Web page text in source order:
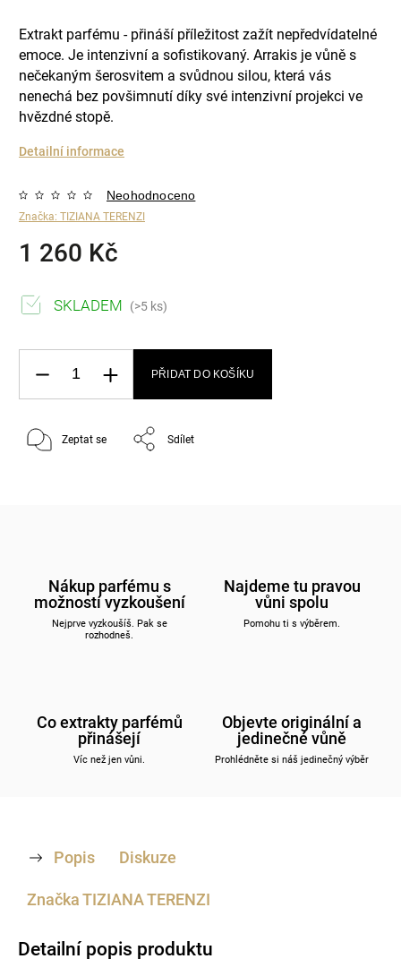
Extrakt parfému - přináší příležitost zažít nepředvídatelné
emoce. Je intenzivní a sofistikovaný. Arrakis je vůně s
nečekaným šerosvitem a svůdnou silou, která vás
nenechá bez povšimnutí díky své intenzivní projekci ve
hvězdné stopě.
Detailní informace
Značka: TIZIANA TERENZI
Neohodnoceno
1 260 Kč
SKLADEM (>5 ks)
PŘIDAT DO KOŠÍKU
Zeptat se Sdílet
Nákup parfému s
možností vyzkoušení
Nejprve vyzkoušíš. Pak se
rozhodneš.
Najdeme tu pravou
vůni spolu
Pomohu ti s výběrem.
Co extrakty parfémů
přinášejí
Víc než jen vůni.
Objevte originální a
jedinečné vůně
Prohlédněte si náš jedinečný výběr
Popis Diskuze
ZnačkaTIZIANA TERENZI
Detailní popis produktu